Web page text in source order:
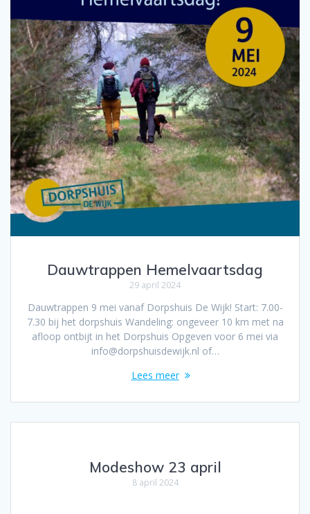
Dauwtrappen Hemelvaartsdag
29 april 2024
Dauwtrappen 9 mei vanaf Dorpshuis De Wijk! Start: 7.00-
7.30 bij het dorpshuis Wandeling: ongeveer 10 km met na
afloop ontbijt in het Dorpshuis Opgeven voor 6 mei via
info@dorpshuisdewijk.nl of…
Lees meer
Modeshow 23 april
8 april 2024